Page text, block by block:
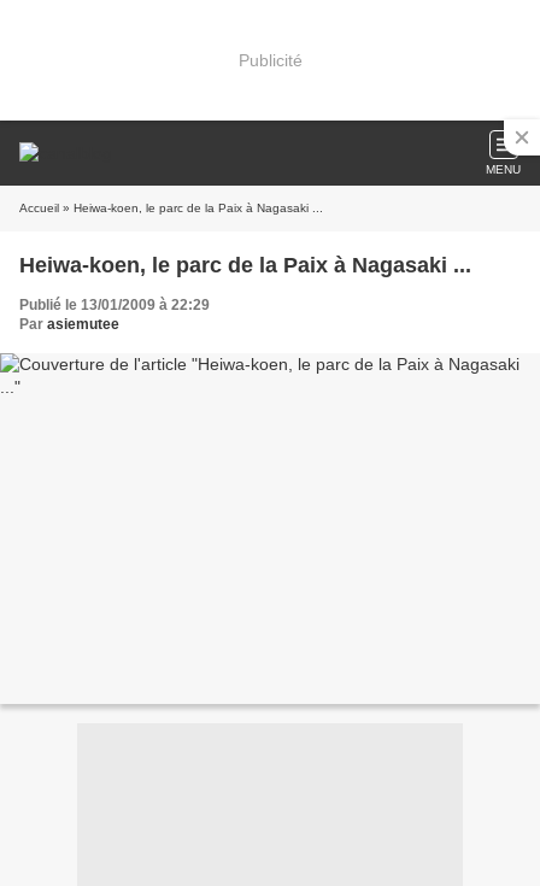
Publicité
MENU
Accueil » Heiwa-koen, le parc de la Paix à Nagasaki ...
Heiwa-koen, le parc de la Paix à Nagasaki ...
Publié le 13/01/2009 à 22:29
Par asiemutee